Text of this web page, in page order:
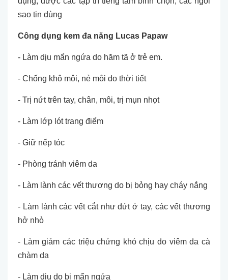
sao tin dùng
Công dụng kem đa năng Lucas Papaw
- Làm dịu mẩn ngứa do hăm tã ở trẻ em.
- Chống khô môi, nẻ môi do thời tiết
- Trị nứt trên tay, chân, môi, trị mụn nhọt
- Làm lớp lót trang điểm
- Giữ nếp tóc
- Phòng tránh viêm da
- Làm lành các vết thương do bị bỏng hay cháy nắng
- Làm lành các vết cắt như đứt ở tay, các vết thương
hở nhỏ
- Làm giảm các triệu chứng khó chịu do viêm da cà
chàm da
- Làm dịu do bị mẩn ngứa